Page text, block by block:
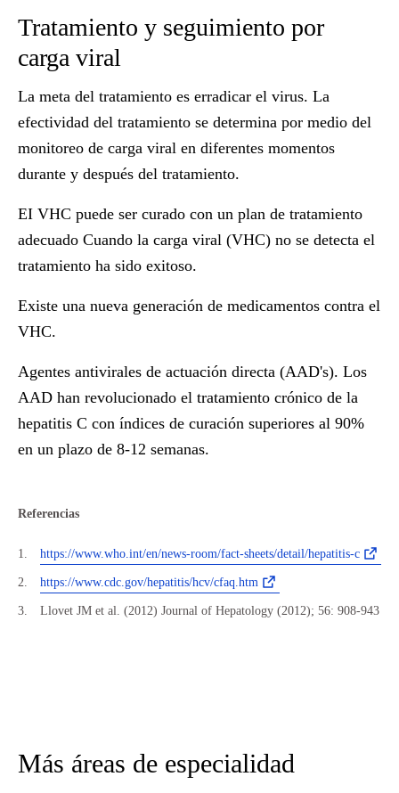
Tratamiento y seguimiento por
carga viral
La meta del tratamiento es erradicar el virus. La
efectividad del tratamiento se determina por medio del
monitoreo de carga viral en diferentes momentos
durante y después del tratamiento.
EI VHC puede ser curado con un plan de tratamiento
adecuado Cuando la carga viral (VHC) no se detecta el
tratamiento ha sido exitoso.
Existe una nueva generación de medicamentos contra el
VHC.
Agentes antivirales de actuación directa (AAD's). Los
AAD han revolucionado el tratamiento crónico de la
hepatitis C con índices de curación superiores al 90%
en un plazo de 8-12 semanas.
Referencias
https://www.who.int/en/news-room/fact-sheets/detail/hepatitis-c
https://www.cdc.gov/hepatitis/hcv/cfaq.htm
Llovet JM et al. (2012) Journal of Hepatology (2012); 56: 908-943
Más áreas de especialidad